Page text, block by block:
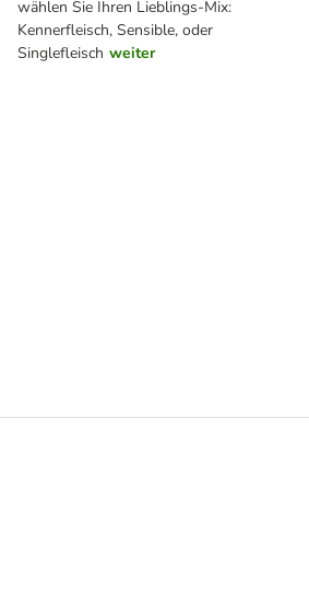
wählen Sie Ihren Lieblings-Mix:
Kennerfleisch, Sensible, oder
Singlefleisch weiter